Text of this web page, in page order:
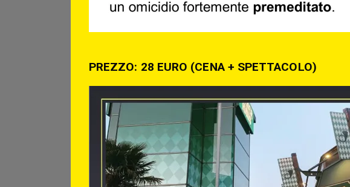
PREZZO: 28 EURO (CENA + SPETTACOLO)